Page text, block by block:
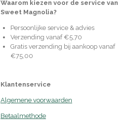
Waarom kiezen voor de service van
Sweet Magnolia?
Persoonlijke service & advies
Verzending vanaf €5,70
Gratis verzending bij aankoop vanaf
€75,00
Klantenservice
Algemene voorwaarden
Betaalmethode